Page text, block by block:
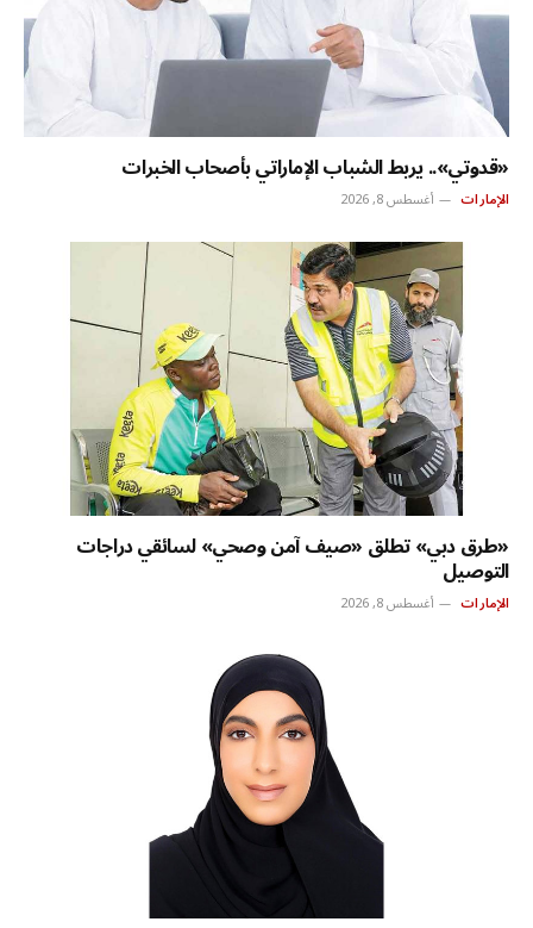
«قدوتي».. يربط الشباب الإماراتي بأصحاب الخبرات
الإمارات أغسطس 8, 2026
«طرق دبي» تطلق «صيف آمن وصحي» لسائقي دراجات
التوصيل
الإمارات أغسطس 8, 2026